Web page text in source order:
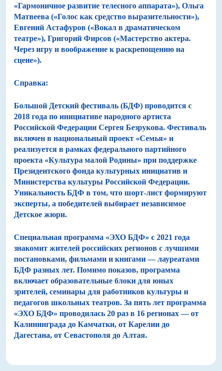
«Гармоничное развитие телесного аппарата»), Ольга
Матвеева («Голос как средство выразительности»),
Евгений Астафуров («Вокал в драматическом
театре»), Григорий Фирсов («Мастерство актера.
Через игру и воображение к раскрепощению на
сцене»).
Справка:
Большой Детский фестиваль (БДФ) проводится с
2018 года по инициативе народного артиста
Российской Федерации Сергея Безрукова. Фестиваль
включен в национальный проект «Семья» и
реализуется в рамках федерального партийного
проекта «Культура малой Родины» при поддержке
Президентского фонда культурных инициатив и
Министерства культуры Российской Федерации.
Уникальность БДФ в том, что шорт-лист формируют
эксперты, а победителей выбирает независимое
Детское жюри.
Специальная программа «ЭХО БДФ» с 2021 года
знакомит жителей российских регионов с лучшими
постановками, фильмами и книгами — лауреатами
БДФ разных лет. Помимо показов, программа
включает образовательные блоки для юных
зрителей, семинары для работников культуры и
педагогов школьных театров. За пять лет программа
«ЭХО БДФ» проводилась 20 раз в 16 регионах — от
Калининграда до Камчатки, от Карелии до
Дагестана, от Севастополя до Алтая.